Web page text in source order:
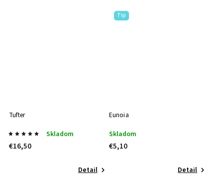
Tufter
Skladom
€16,50
Detail
Tip
Eunoia
Skladom
€5,10
Detail